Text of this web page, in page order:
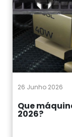
26 Junho 2026
Que
2026?